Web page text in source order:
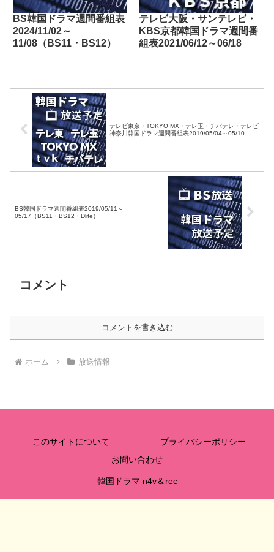
BS韓国ドラマ週間番組表
2024/11/02～
11/08（BS11・BS12）
テレビ大阪・サンテレビ・
KBS京都韓国ドラマ週間番
組表2021/06/12～06/18
テレビ東京・TOKYO MX・テレ玉・チバテレ・テレビ
神奈川韓国ドラマ週間番組表2019/05/04～05/10
BS韓国ドラマ週間番組表2019/05/11～
05/17（BS11・BS12・Dlife）
コメント
コメントを書き込む
ホーム 放送情報
このサイトについて
プライバシーポリシー
お問い合わせ
韓国ドラマ n4v＆rec